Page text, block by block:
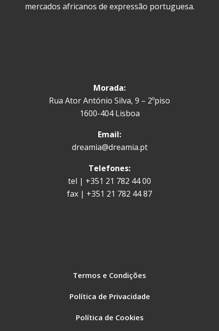
mercados africanos de expressão portuguesa.
Morada:
Rua Ator António Silva, 9 – 2ºpiso
1600-404 Lisboa
Email:
dreamia@dreamia.pt
Telefones:
tel | +351 21 782 44 00
fax | +351 21 782 44 87
Termos e Condições
Política de Privacidade
Política de Cookies